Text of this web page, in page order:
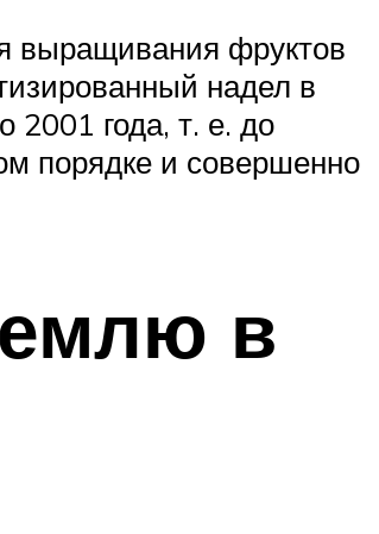
выращивания фруктов
надел в
года, т. е. до
порядке и совершенно
в